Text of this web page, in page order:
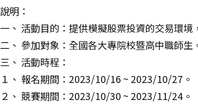
說明：
一、 活動目的：提供模擬股票投資的交易環
二、 參加對象：全國各大專院校暨高中職師生
三、 活動時程：
１、 報名期間：2023/10/16 ~ 2023/10/27。
２、 競賽期間：2023/10/30 ~ 2023/11/24。